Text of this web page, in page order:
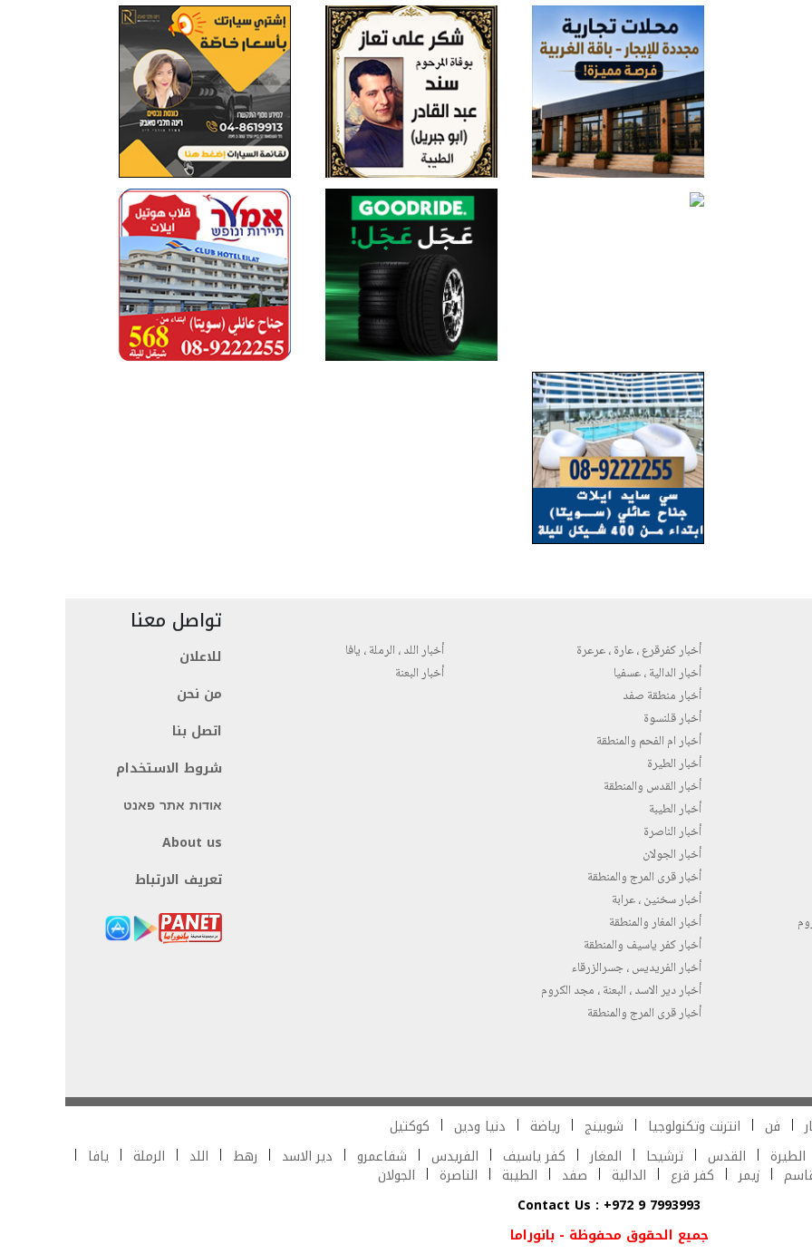
أخبار كفرقرع ، عارة ، عرعرة
أخبار الدالية ، عسفيا
أخبار منطقة صفد
أخبار قلنسوة
أخبار ام الفحم والمنطقة
أخبار الطيرة
أخبار القدس والمنطقة
أخبار الطيبة
أخبار الناصرة
أخبار الجولان
أخبار قرى المرج والمنطقة
أخبار سخنين ، عرابة
أخبار المغار والمنطقة
أخبار كفر ياسيف والمنطقة
أخبار الفريديس ، جسرالزرقاء
أخبار دير الاسد ، البعنة ، مجد الكروم
أخبار قرى المرج والمنطقة
أخبار اللد ، الرملة ، يافا
أخبار البعنة
تواصل معنا
للاعلان
من نحن
اتصل بنا
شروط الاستخدام
אודות אתר פאנט
About us
تعريف الارتباط
فن انترنت وتكنولوجيا شوبينج رياضة دنيا ودين
كوكتيل
الطيرة القدس ترشيحا المغار كفر ياسيف الفريدس شفاعمرو دير الاسد رهط اللد الرملة يافا
زيمر كفر قرع الدالية صفد الطيبة الناصرة
الجولان
Contact Us : +972 9 7993993
جميع الحقوق محفوظة - بانوراما